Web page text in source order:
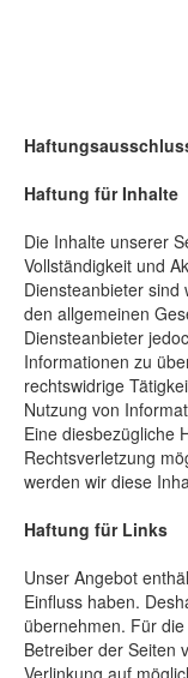
Haftung für Inhalte
Die Inhalte unserer
Vollständigkeit und
Diensteanbieter
den allgemeinen
Diensteanbieter
Informationen zu
rechtswidrige
Nutzung von
Eine diesbezügliche
Rechtsverletzung
werden wir diese
Haftung für Links
Unser Angebot
Einfluss haben.
übernehmen. Für
Betreiber der Seiten
Verlinkung auf